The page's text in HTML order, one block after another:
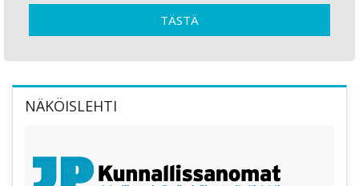
TÄSTÄ
NÄKÖISLEHTI